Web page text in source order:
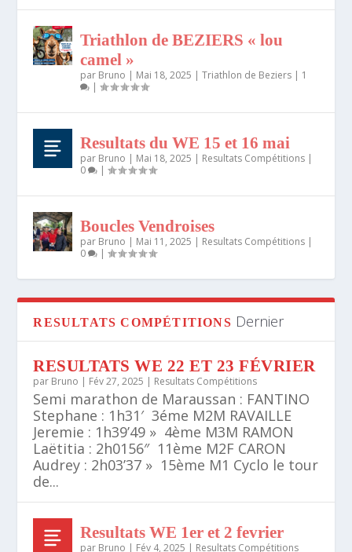
Triathlon de BEZIERS « lou
camel »
par Bruno | Mai 18, 2025 |Triathlon de Beziers | 1
|
Resultats du WE 15 et 16 mai
par Bruno | Mai 18, 2025 | Resultats Compétitions |
0
|
Boucles Vendroises
par Bruno | Mai 11, 2025 | Resultats Compétitions |
0
|
RESULTATS COMPÉTITIONS Dernier
RESULTATS WE 22 ET 23 FÉVRIER
par Bruno | Fév 27, 2025 | Resultats Compétitions
Semi marathon de Maraussan : FANTINO
Stephane : 1h31′ 3éme M2M RAVAILLE
Jeremie : 1h39’49 » 4ème M3M RAMON
Laëtitia : 2h0156″ 11ème M2F CARON
Audrey : 2h03’37 » 15ème M1 Cyclo le tour
de...
Resultats WE 1er et 2 fevrier
par Bruno | Fév 4, 2025 | Resultats Compétitions